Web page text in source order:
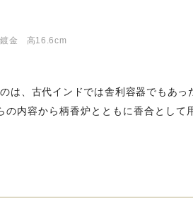
金 高16.6cm
は、古代インドでは舎利容器でもあっ
内容から柄香炉とともに香合として